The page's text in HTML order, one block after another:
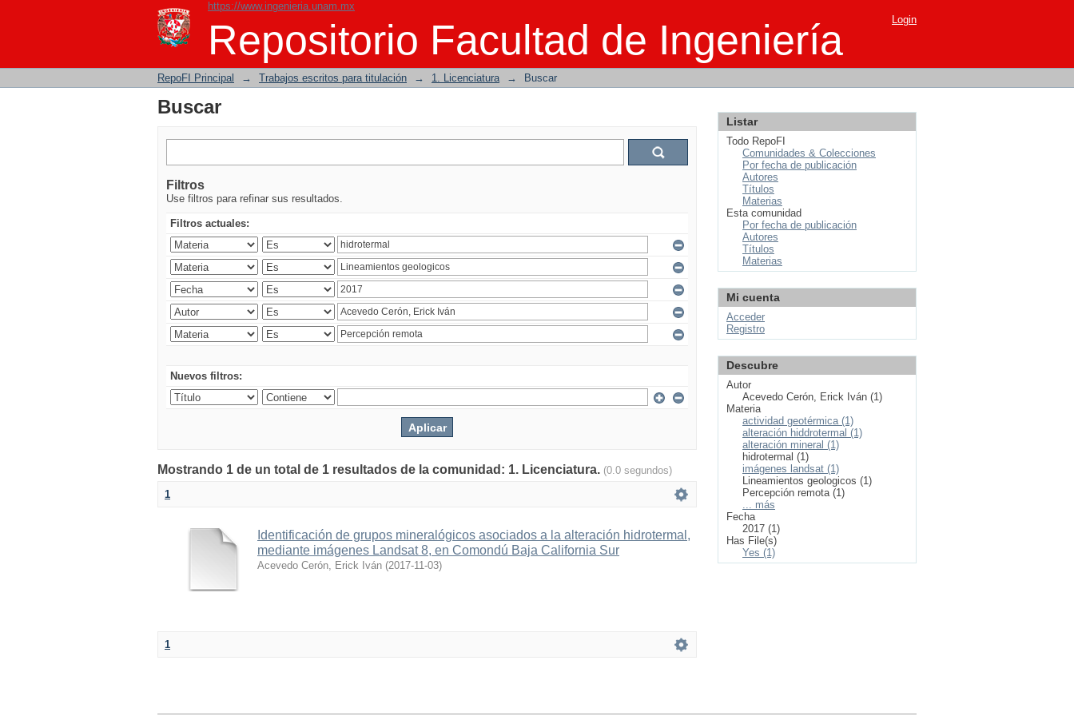
https://www.ingenieria.unam.mx
Repositorio Facultad de Ingeniería
Buscar Login
RepoFI Principal → Trabajos escritos para titulación → 1. Licenciatura → Buscar
Buscar
Filtros
Use filtros para refinar sus resultados.
Filtros actuales:
Nuevos filtros:
Mostrando 1 de un total de 1 resultados de la comunidad: 1. Licenciatura. (0.0 segundos)
1
Identificación de grupos mineralógicos asociados a la alteración hidrotermal,
mediante imágenes Landsat 8, en Comondú Baja California Sur
Acevedo Cerón, Erick Iván (2017-11-03)
1
Listar
Todo RepoFI
Comunidades & Colecciones
Por fecha de publicación
Autores
Títulos
Materias
Esta comunidad
Por fecha de publicación
Autores
Títulos
Materias
Mi cuenta
Acceder
Registro
Descubre
Autor
Acevedo Cerón, Erick Iván (1)
Materia
actividad geotérmica (1)
alteración hiddrotermal (1)
alteración mineral (1)
hidrotermal (1)
imágenes landsat (1)
Lineamientos geologicos (1)
Percepción remota (1)
... más
Fecha
2017 (1)
Has File(s)
Yes (1)